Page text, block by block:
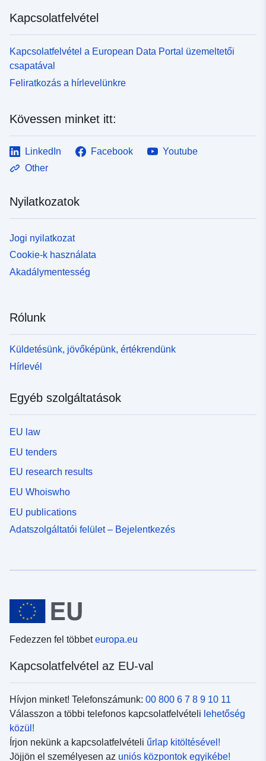
Kapcsolatfelvétel
Kapcsolatfelvétel a European Data Portal üzemeltetői
csapatával
Feliratkozás a hírlevelünkre
Kövessen minket itt:
LinkedIn Facebook
Youtube
Other
Nyilatkozatok
Jogi nyilatkozat
Cookie-k használata
Akadálymentesség
Rólunk
Küldetésünk, jövőképünk, értékrendünk
Hírlevél
Egyéb szolgáltatások
EU law
EU tenders
EU research results
EU Whoiswho
EU publications
Adatszolgáltatói felület – Bejelentkezés
Fedezzen fel többeteuropa.eu
Kapcsolatfelvétel az EU-val
Hívjon minket! Telefonszámunk: 00 800 6 7 8 9 10 11
Válasszon a többi telefonos kapcsolatfelvételi lehetőség
közül!
Írjon nekünk a kapcsolatfelvételi űrlap kitöltésével!
Jöjjön el személyesen az uniós központok egyikébe!